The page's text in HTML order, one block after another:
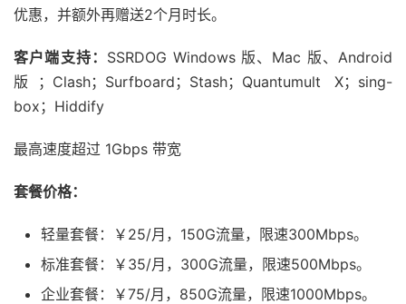
优惠，并额外再赠送2个月时长。
客户端支持： SSRDOG Windows 版、Mac 版、Android
版；Clash；Surfboard；Stash；Quantumult X；sing-
box；Hiddify
最高速度超过 1Gbps 带宽
套餐价格：
轻量套餐：￥25/月，150G流量，限速300Mbps。
标准套餐：￥35/月，300G流量，限速500Mbps。
企业套餐：￥75/月，850G流量，限速1000Mbps。